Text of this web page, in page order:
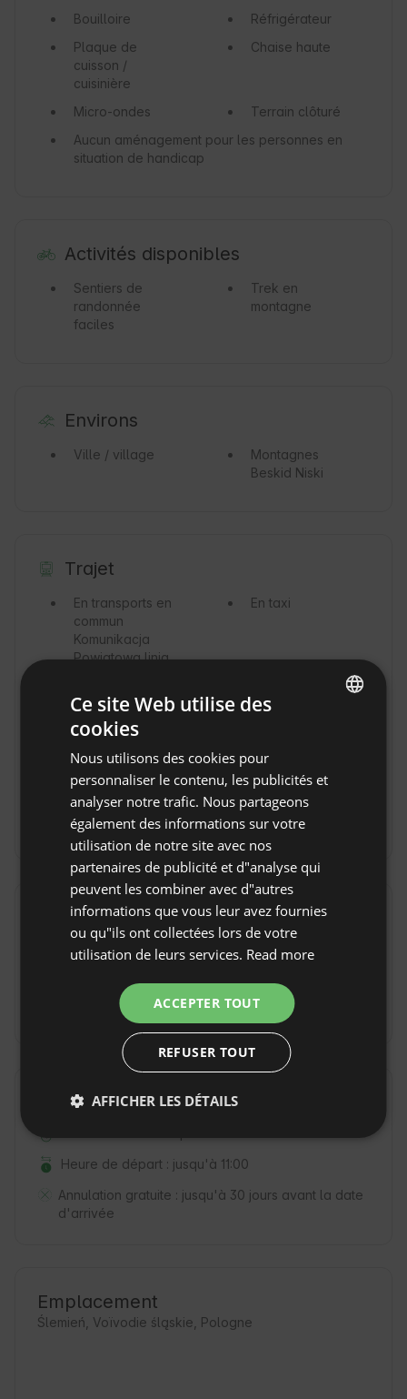
Bouilloire
Réfrigérateur
Plaque de
cuisson /
cuisinière
Chaise haute
Micro-ondes
Terrain clôturé
Aucun aménagement pour les personnes en
situation de handicap
Activités disponibles
Sentiers de
randonnée
faciles
Trek en
montagne
Environs
Ville / village
Montagnes
Beskid Niski
Trajet
En transports en
commun
Komunikacja
Powiatowa linia
Beskidzka-
Żywiec-Bielsko-
Biała. Z
Ślemieniu do
domku na
Wzgórzu jest
około 2 km.
En taxi
Frais supplémentaires et extras
Caution(300
l'arrivée)
Frais de
PLN / par
utilisation)
Règles de la propriété
Heure de départ : jusqu'à 11:00
Annulation gratuite : jusqu'à 30 jours avant la date
d'arrivée
Emplacement
Ślemień, Voïvodie śląskie, Pologne
CZECH
Ce site Web utilise des
cookies
Nous utilisons des cookies pour
personnaliser le contenu, les publicités et
analyser notre trafic. Nous partageons
également des informations sur votre
utilisation de notre site avec nos
partenaires de publicité et d"analyse qui
peuvent les combiner avec d"autres
informations que vous leur avez fournies
ou qu"ils ont collectées lors de votre
utilisation de leurs services. Read more
ACCEPTER TOUT
REFUSER TOUT
AFFICHER LES DÉTAILS